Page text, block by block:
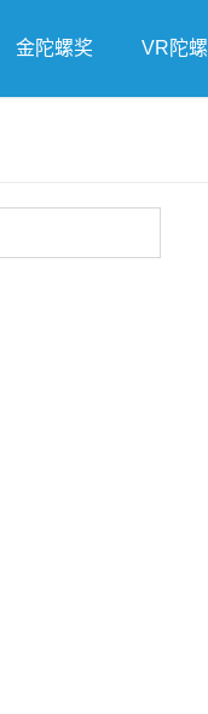
金陀螺奖 VR陀螺